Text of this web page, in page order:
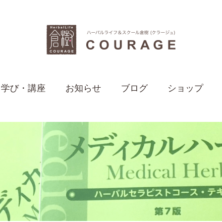
学び・講座 お知らせ ブログ ショップ